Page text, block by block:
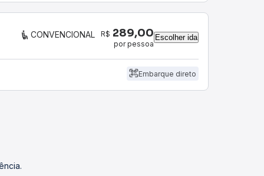
CONVENCIONAL R$ 289,00
por pessoa
Escolher ida
Embarque direto